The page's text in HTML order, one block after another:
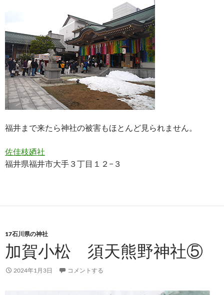
福井まで来たら神社の被害もほとんど見られません。
佐佳枝廼社
福井県福井市大手３丁目１２−３
17石川県の神社
加賀小松 須天熊野神社⑤
2024年1月3日 コメントする